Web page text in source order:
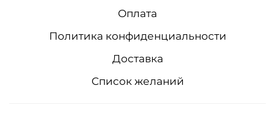
Оплата
Политика конфиденциальности
Доставка
Список желаний